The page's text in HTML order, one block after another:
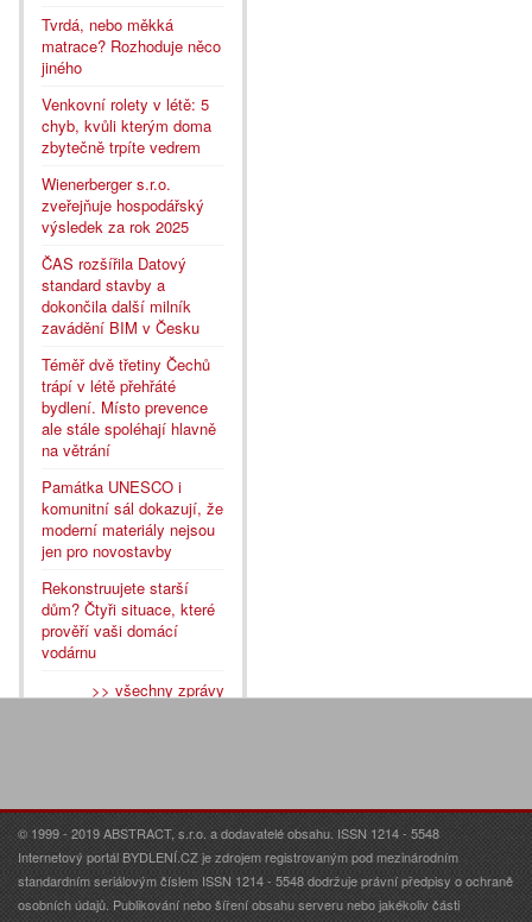
Tvrdá, nebo měkká
matrace? Rozhoduje něco
jiného
Venkovní rolety v létě: 5
chyb, kvůli kterým doma
zbytečně trpíte vedrem
Wienerberger s.r.o.
zveřejňuje hospodářský
výsledek za rok 2025
ČAS rozšířila Datový
standard stavby a
dokončila další milník
zavádění BIM v Česku
Téměř dvě třetiny Čechů
trápí v létě přehřáté
bydlení. Místo prevence
ale stále spoléhají hlavně
na větrání
Památka UNESCO i
komunitní sál dokazují, že
moderní materiály nejsou
jen pro novostavby
Rekonstruujete starší
dům? Čtyři situace, které
prověří vaši domácí
vodárnu
>> všechny zprávy
© 1999 - 2019 ABSTRACT, s.r.o. a dodavatelé obsahu. ISSN 1214 - 5548
Internetový portál BYDLENÍ.CZ je zdrojem registrovaným pod mezinárodním
standardním seriálovým číslem ISSN 1214 - 5548 dodržuje právní předpisy o ochraně
osobních údajů. Publikování nebo šíření obsahu serveru nebo jakékoliv části